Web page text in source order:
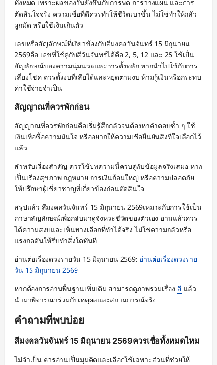
ทั้งหมด เพราะผลของวันยังขึ้นกับการพูด การวางแผน และการ
ตัดสินใจจริง ความเชื่อที่ดีควรทำให้ชีวิตเบาขึ้น ไม่ใช่ทำให้กลัว
ผูกมัด หรือใช้เงินเกินตัว
เลขหรือสัญลักษณ์ที่เกี่ยวข้องกับสีมงคลวันจันทร์ 15 มิถุนายน
2569คือ เลขที่ใช้คู่กับสีวันจันทร์ได้คือ 2, 5, 12 และ 25 ใช้เป็น
สัญลักษณ์ของความนุ่มนวลและการตั้งหลัก หากนำไปใช้กับการ
เสี่ยงโชค ควรตั้งงบที่เสียได้และหยุดตามงบ ห้ามกู้เงินหรือกระทบ
ค่าใช้จ่ายจำเป็น
สัญญาณที่ควรพักก่อน
สัญญาณที่ควรพักก่อนคือเริ่มรู้สึกกลัวจนต้องหาคำตอบซ้ำ ๆ ใช้
เงินเพื่อซื้อความมั่นใจ หรืออยากให้ความเชื่อยืนยันสิ่งที่ใจเลือกไว้
แล้ว
สำหรับเรื่องสำคัญ ควรใช้บทความนี้ควบคู่กับข้อมูลจริงเสมอ หาก
เป็นเรื่องสุขภาพ กฎหมาย การเงินก้อนใหญ่ หรือความปลอดภัย
ให้ปรึกษาผู้เชี่ยวชาญที่เกี่ยวข้องก่อนตัดสินใจ
สรุปแล้ว สีมงคลวันจันทร์ 15 มิถุนายน 2569เหมาะกับการใช้เป็น
ภาษาสัญลักษณ์เพื่อกลับมาดูจังหวะชีวิตของตัวเอง อ่านแล้วควร
ได้ความสงบและเห็นทางเลือกที่ทำได้จริง ไม่ใช่ความกลัวหรือ
แรงกดดันให้รีบทำสิ่งใดทันที
อ่านต่อเรื่องดวงรายวัน 15 มิถุนายน 2569: อ่านต่อเรื่องดวงราย
วัน 15 มิถุนายน 2569
หากต้องการอ่านพื้นฐานเพิ่มเติม สามารถดูภาพรวมเรื่อง สี แล้ว
นำมาพิจารณาร่วมกับเหตุผลและสถานการณ์จริง
คำถามที่พบบ่อย
สีมงคลวันจันทร์ 15 มิถุนายน 2569ควรเชื่อทั้งหมดไหม
ไม่จำเป็น ควรอ่านเป็นมุมคิดและเลือกใช้เฉพาะส่วนที่ช่วยให้